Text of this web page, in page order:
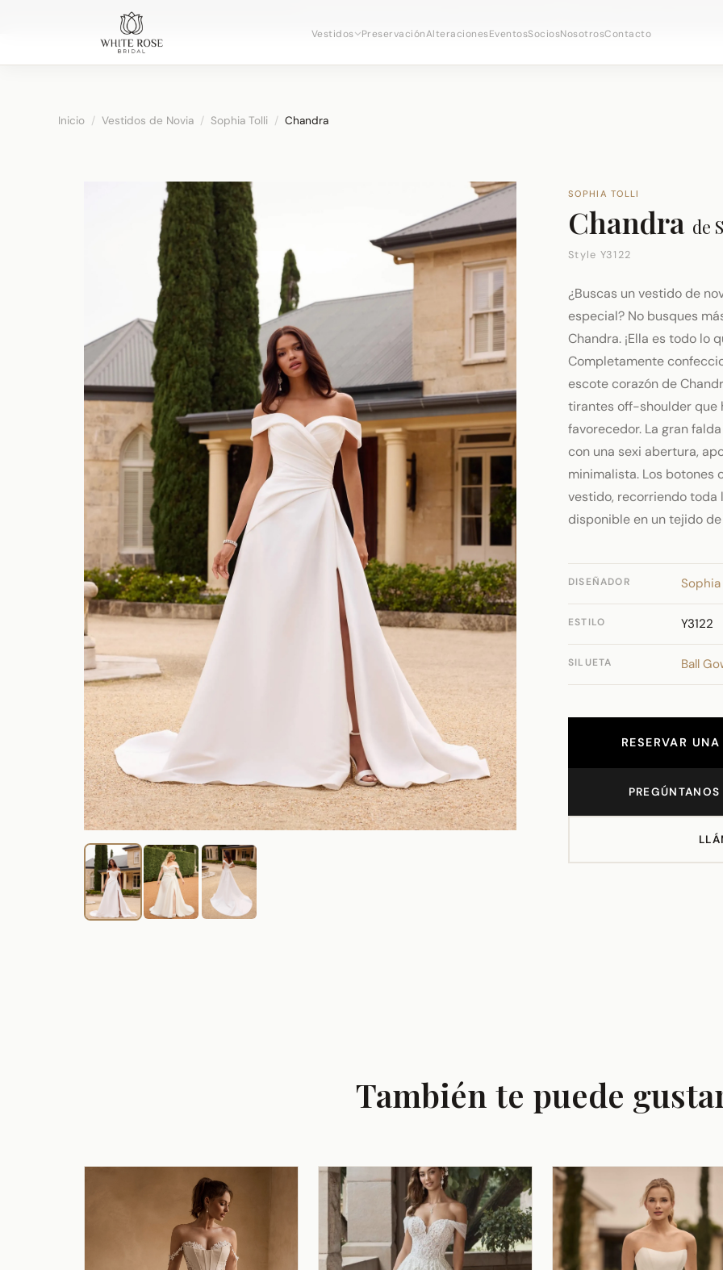
Vestidos PreservaciónAlteracionesEventosSociosNosotrosContacto
Inicio / Vestidos de Novia / Sophia Tolli / Chandra
SOPHIA TOLLI
Chandra de
Style Y3122
¿Buscas un vestido de
especial? No busques
Chandra. ¡Ella es todo lo
Completamente
escote corazón de
tirantes off-shoulder que
favorecedor. La gran
con una sexi abertura,
minimalista. Los botones
vestido, recorriendo toda
disponible en un tejido de
DISEÑADOR Sophia
ESTILO Y3122
SILUETA Ball
RESERVAR
También te puede